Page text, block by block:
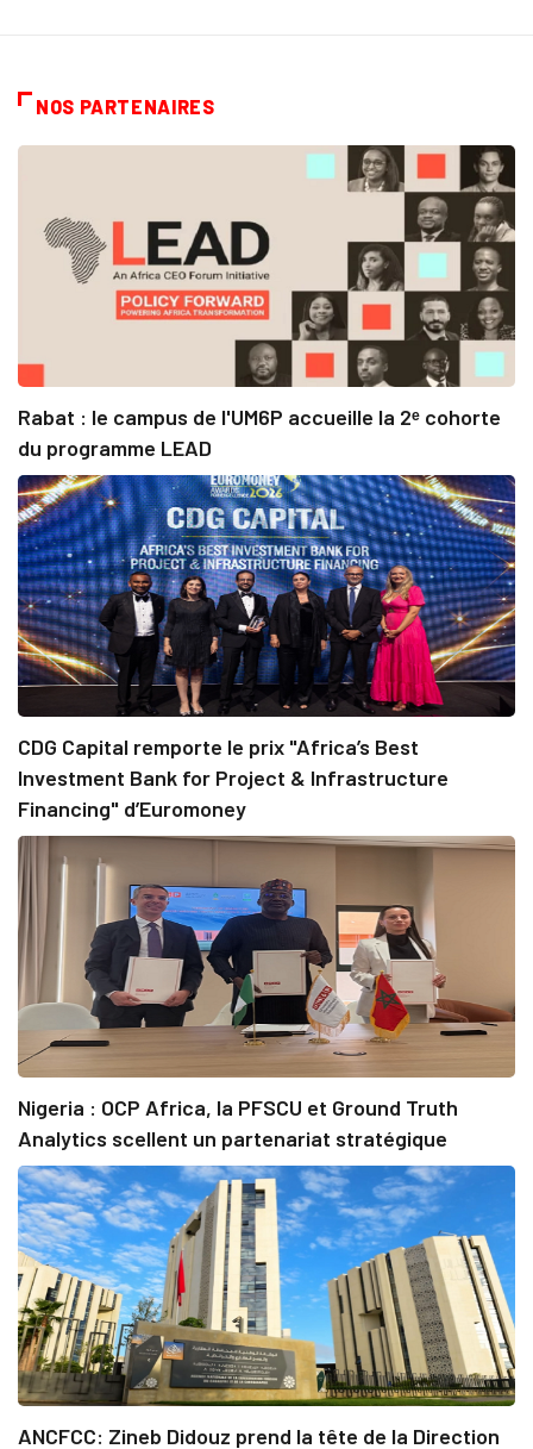
NOS PARTENAIRES
Rabat : le campus de l'UM6P accueille la 2ᵉ cohorte
du programme LEAD
CDG Capital remporte le prix "Africa’s Best
Investment Bank for Project & Infrastructure
Financing" d’Euromoney
Nigeria : OCP Africa, la PFSCU et Ground Truth
Analytics scellent un partenariat stratégique
ANCFCC: Zineb Didouz prend la tête de la Direction